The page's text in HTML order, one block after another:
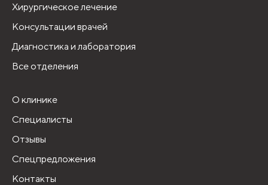
Хирургическое лечение
Консультации врачей
Диагностика и лаборатория
Все отделения
О клинике
Специалисты
Отзывы
Спецпредложения
Контакты